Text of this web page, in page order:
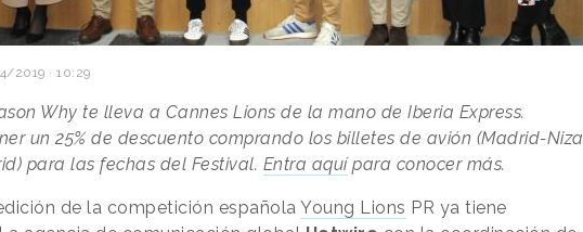
2019 · 10:29
Why te lleva a Cannes Lions de la mano de Iberia Express.
un 25% de descuento comprando los billetes de avión (Madrid-Niza
para las fechas del Festival. Entra aquípara conocer más.
de la competición española Young Lions PR ya tiene